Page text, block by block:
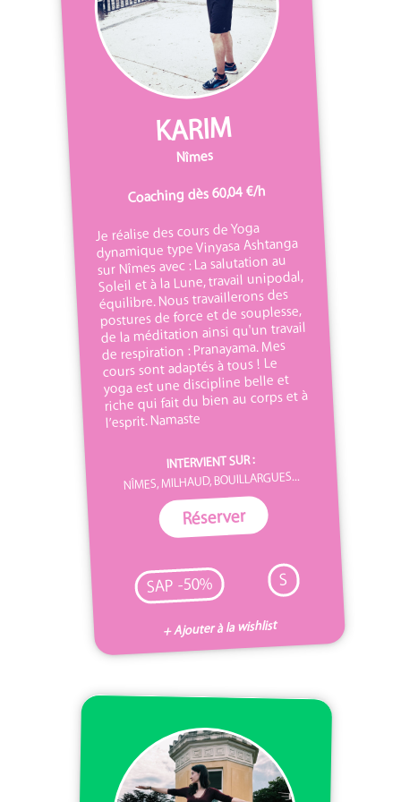
KARIM
Nîmes
Coaching dès 60,04 €/h
Je réalise des cours de Yoga
dynamique type Vinyasa Ashtanga
sur Nîmes avec : La salutation au
Soleil et à la Lune, travail unipodal,
équilibre. Nous travaillerons des
postures de force et de souplesse,
de la méditation ainsi qu'un travail
de respiration : Pranayama. Mes
cours sont adaptés à tous ! Le
yoga est une discipline belle et
riche qui fait du bien au corps et à
l’esprit. Namaste
INTERVIENT SUR :
NÎMES, MILHAUD, BOUILLARGUES...
Réserver
SAP -50% S
+ Ajouter à la wishlist